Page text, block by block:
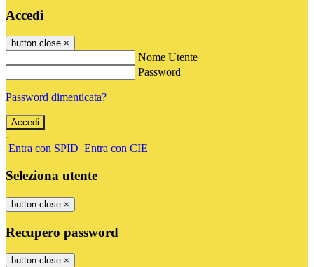
Accedi
button close ×
Nome Utente
Password
Password dimenticata?
-
Entra con SPID Entra con CIE
Seleziona utente
button close ×
Recupero password
button close ×